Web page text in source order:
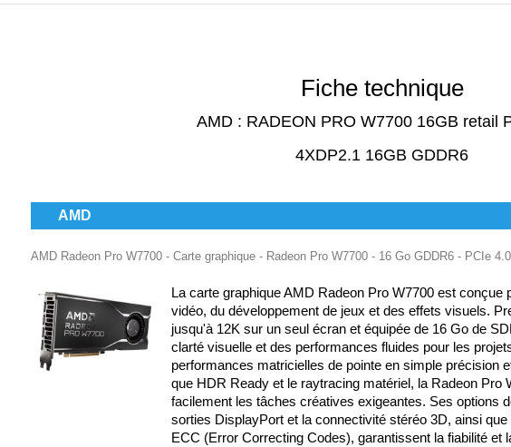
Fiche technique
AMD : RADEON PRO W7700 16GB retail
4XDP2.1 16GB GDDR6
AMD
AMD Radeon Pro W7700 - Carte graphique - Radeon Pro W7700 - 16 Go GDDR6 - PCIe
La carte graphique AMD Radeon Pro W7700 est conçue
vidéo, du développement de jeux et des effets visuels.
jusqu'à 12K sur un seul écran et équipée de 16 Go de
clarté visuelle et des performances fluides pour les
performances matricielles de pointe en simple précision
que HDR Ready et le raytracing matériel, la Radeon Pro
facilement les tâches créatives exigeantes. Ses options
sorties DisplayPort et la connectivité stéréo 3D, ainsi
ECC (Error Correcting Codes), garantissent la fiabilité et